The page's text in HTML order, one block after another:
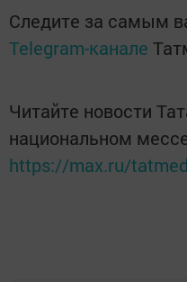
Следите за самым
Telegram-канале
Читайте новости
национальном
https://max.ru/